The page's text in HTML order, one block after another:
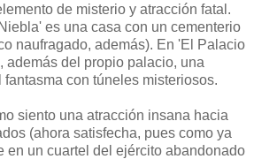
de misterio y atracción fatal.
es una casa con un cementerio
naufragado, además). En 'El Palacio
además del propio palacio, una
con túneles misteriosos.
siento una atracción insana hacia
(ahora satisfecha, pues como ya
en un cuartel del ejército abandonado